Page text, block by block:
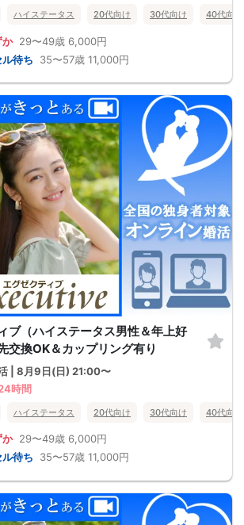
ハイステータス 20代向け 30代向け 40代向け
か 29〜49歳 6,000円
待ち 35〜57歳 11,000円
ブ（ハイステータス男性＆年上好
交換OK＆カップリング有り
| 8月9日(日) 21:00〜
時間
ハイステータス 20代向け 30代向け 40代向け
か 29〜49歳 6,000円
待ち 35〜57歳 11,000円